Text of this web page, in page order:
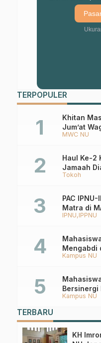
TERPOPULER
MWC NU
Khitan
Jum’at
Tokoh
Haul Ke-2
Jamaah
IPNU IPPNU
PAC
Matra di
Kampus NU
Mengabdi
Ombo
Kampus NU
Bersinergi
Desa
TERBARU
KH